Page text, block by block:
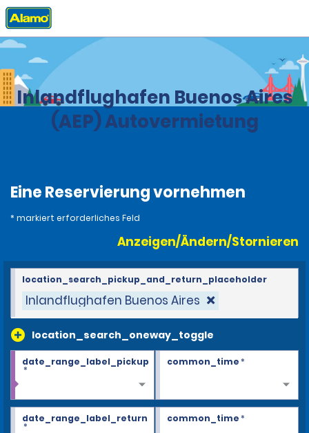
Privat Stationen
Inlandflughafen Buenos Aires
(AEP) Autovermietung
Eine Reservierung vornehmen
* markiert erforderliches Feld
Anzeigen/Ändern/Stornieren
Inlandflughafen Buenos Aires
location_search_oneway_toggle
location_search_pickup_and_return_placeholder
date_range_label_pickup
*
common_time*
date_range_label_return
*
common_time*